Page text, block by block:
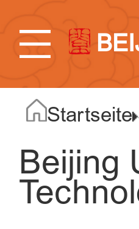
Startseite
Beijing